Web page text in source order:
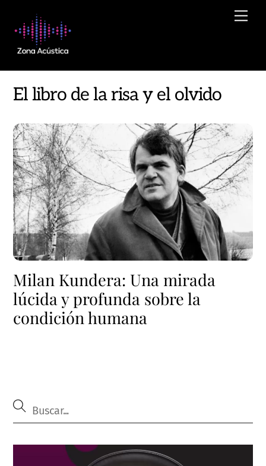
content
El libro de la risa y el olvido
Milan Kundera: Una mirada
lúcida y profunda sobre la
condición humana